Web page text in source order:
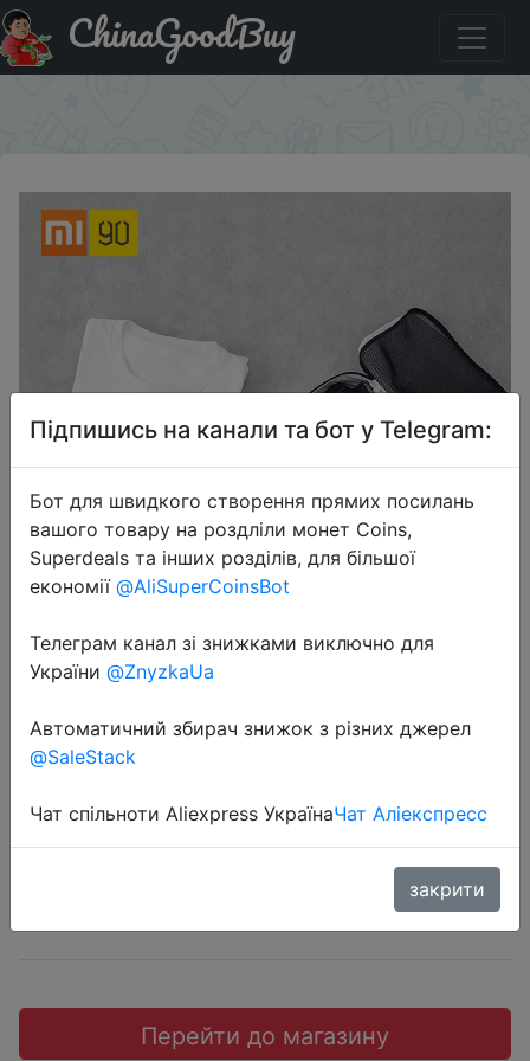
Придбати по знижці Xiaomi 90fun Multifunctional Travel
Storage Bag.ChinaGoodBuy
2018-12-11
Storage Bag.
$9.99
Перейти до магазину
Підпишись на канали та бот у Telegram:
Бот для швидкого створення прямих посилань
вашого товару на роздліли монет Coins,
Superdeals та інших розділів, для більшої
економії @AliSuperCoinsBot
Телеграм канал зі знижками виключно для
України @ZnyzkaUa
Автоматичний збирач знижок з різних джерел
@SaleStack
Чат спільноти Aliexpress УкраїнаЧат Аліекспресс
закрити